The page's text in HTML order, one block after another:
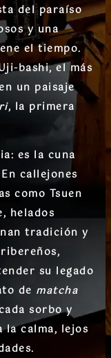
del paraíso
y una
el tiempo.
bashi, el más
un paisaje
, la primera
es la cuna
callejones
como Tsuen
helados
tradición y
su legado
de matcha
sorbo y
la calma, lejos